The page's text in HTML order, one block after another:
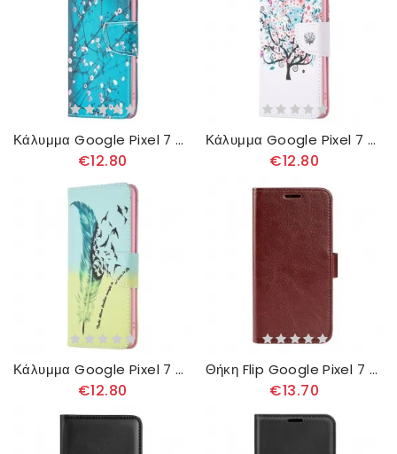
Κάλυμμα Google Pixel 7 Ανθισμένα Κλαδιά
€12.80
Κάλυμμα Google Pixel 7 Ανθισμένο Δέντρο
€12.80
Κάλυμμα Google Pixel 7 Φτερό
€12.80
Θήκη Flip Google Pixel 7 Ρετρό Ψεύτικο Δέρμα
€13.70